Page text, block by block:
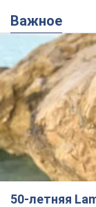
Важное
50-летняя